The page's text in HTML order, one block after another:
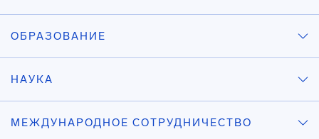
ОБРАЗОВАНИЕ
НАУКА
МЕЖДУНАРОДНОЕ СОТРУДНИЧЕСТВО